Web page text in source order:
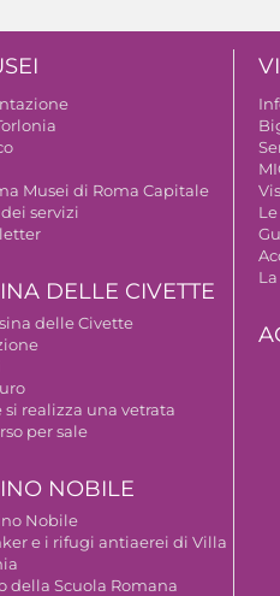
Musei di Roma Capitale
servizi
DELLE CIVETTE
delle Civette
si realizza una vetrata
per sale
NOBILE
Nobile
e i rifugi antiaerei di Villa
della Scuola Romana